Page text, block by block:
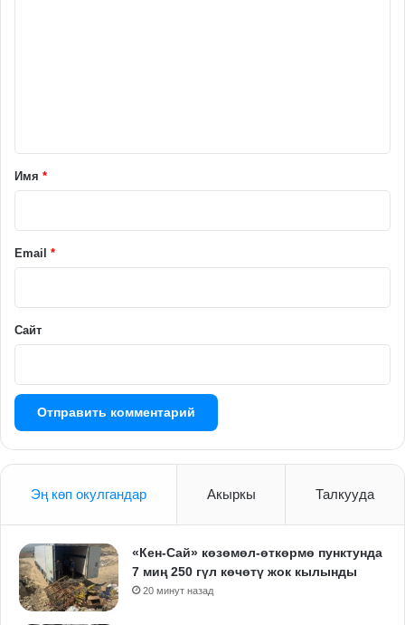
а
и
й
Имя *
Email *
Сайт
Эң көп окулгандар Акыркы Талкууда
«Кен-Сай» көзөмөл-өткөрмө пунктунда
7 миң 250 гүл көчөтү жок кылынды
20 минут назад